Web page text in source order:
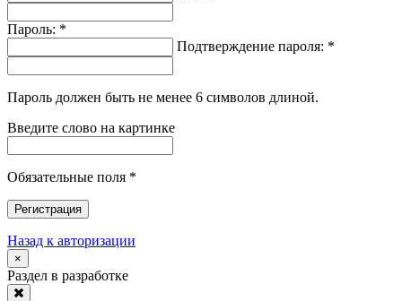
Пароль: *
Подтверждение пароля: *
Пароль должен быть не менее 6 символов длиной.
Введите слово на картинке
Обязательные поля *
Регистрация
Назад к авторизации
×
Раздел в разработке